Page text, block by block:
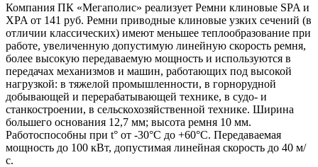
Компания ПК «Мегаполис» реализует Ремни клиновые SPA и
XPA от 141 руб. Ремни приводные клиновые узких сечений (в
отличии классических) имеют меньшее теплообразование при
работе, увеличенную допустимую линейную скорость ремня,
более высокую передаваемую мощность и используются в
передачах механизмов и машин, работающих под высокой
нагрузкой: в тяжелой промышленности, в горнорудной
добывающей и перерабатывающей технике, в судо- и
станкостроении, в сельскохозяйственной технике. Ширина
большего основания 12,7 мм; высота ремня 10 мм.
Работоспособны при t° от -30°C до +60°C. Передаваемая
мощность до 100 кВт, допустимая линейная скорость до 40 м/
с.